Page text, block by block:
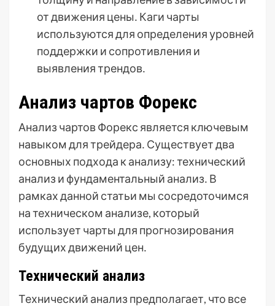
от движения цены․ Каги чарты
используются для определения уровней
поддержки и сопротивления и
выявления трендов․
Анализ чартов Форекс
Анализ чартов Форекс является ключевым
навыком для трейдера․ Существует два
основных подхода к анализу: технический
анализ и фундаментальный анализ․ В
рамках данной статьи мы сосредоточимся
на техническом анализе, который
использует чарты для прогнозирования
будущих движений цен․
Технический анализ
Технический анализ предполагает, что все